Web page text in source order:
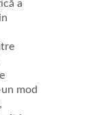
a
mod